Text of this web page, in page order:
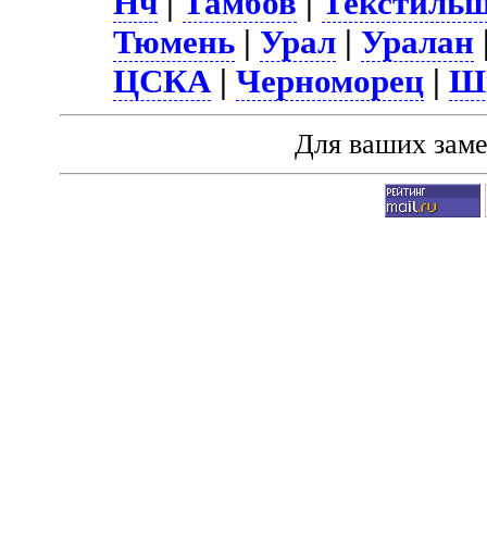
Тюмень |Урал |Уралан
ЦСКА |Черноморец |
Для ваших